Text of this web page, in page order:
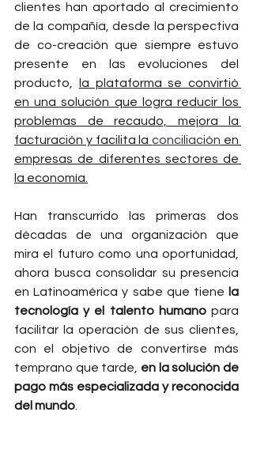
clientes han aportado al crecimiento
de la compañía, desde la perspectiva
de co-creación que siempre estuvo
presente en las evoluciones del
producto,
la plataforma se convirtió
en una solución que logra reducir los
problemas de recaudo, mejora la
facturación y facilita la conciliación en
empresas de diferentes sectores de
la economía.
Han transcurrido las primeras dos
décadas de una organización que
mira el futuro como una oportunidad,
ahora busca consolidar su presencia
en Latinoamérica y sabe que tiene la
tecnología y el talento humano para
facilitar la operación de sus clientes,
con el objetivo de convertirse más
temprano que tarde, en la solución de
pago más especializada y reconocida
del mundo.